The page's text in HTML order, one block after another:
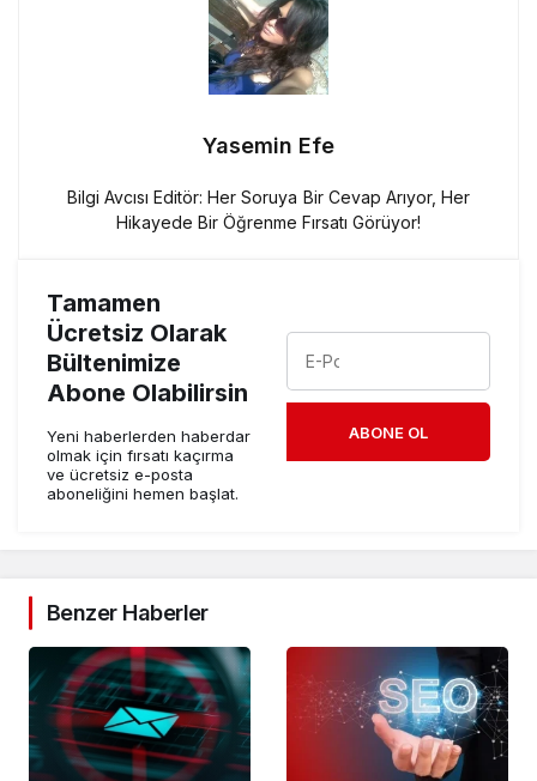
Yasemin Efe
Bilgi Avcısı Editör: Her Soruya Bir Cevap Arıyor, Her
Hikayede Bir Öğrenme Fırsatı Görüyor!
Tamamen
Ücretsiz Olarak
Bültenimize
Abone Olabilirsin
Yeni haberlerden haberdar
olmak için fırsatı kaçırma
ve ücretsiz e-posta
aboneliğini hemen başlat.
ABONE OL
Benzer Haberler